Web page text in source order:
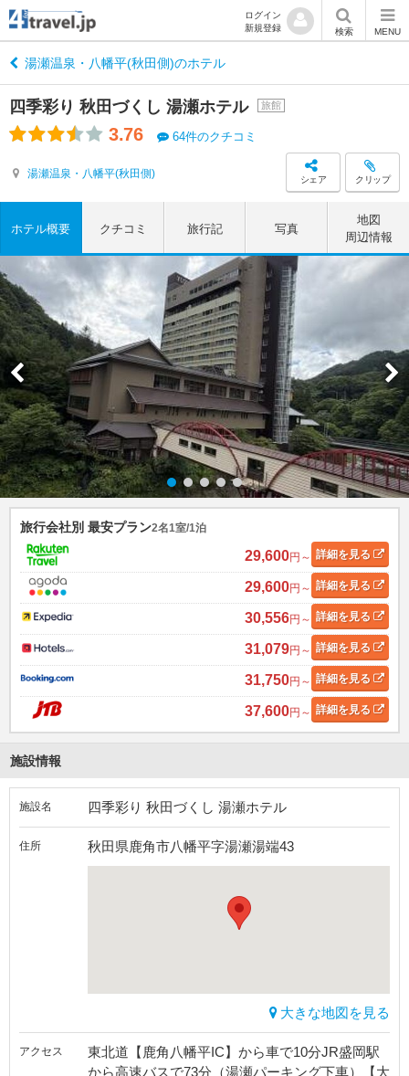
ログイン
新規登録
検索 MENU
湯瀬温泉・八幡平(秋田側)のホテル
四季彩り 秋田づくし 湯瀬ホテル 旅館
3.76 64件のクチコミ
湯瀬温泉・八幡平(秋田側) シェア クリップ
ホテル概要 クチコミ 旅行記 写真
地図
周辺情報
旅行会社別 最安プラン2名1室/1泊
29,600円～ 詳細を見る
29,600円～ 詳細を見る
30,556円～ 詳細を見る
31,079円～ 詳細を見る
31,750円～ 詳細を見る
37,600円～ 詳細を見る
施設情報
施設名 四季彩り 秋田づくし 湯瀬ホテル
住所 秋田県鹿角市八幡平字湯瀬湯端43
大きな地図を見る
アクセス
東北道【鹿角八幡平IC】から車で10分JR盛岡駅
から高速バスで73分（湯瀬パーキング下車）【大